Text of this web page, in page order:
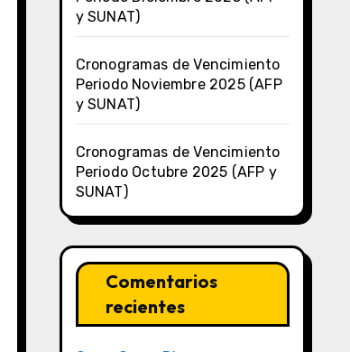
y SUNAT)
Cronogramas de Vencimiento
Periodo Noviembre 2025 (AFP
y SUNAT)
Cronogramas de Vencimiento
Periodo Octubre 2025 (AFP y
SUNAT)
Comentarios
recientes